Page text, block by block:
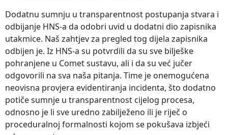
Dodatnu sumnju u transparentnost postupanja stvara i
odbijanje HNS-a da odobri uvid u dodatni dio zapisnika
utakmice. Naš zahtjev za pregled tog dijela zapisnika
odbijen je. Iz HNS-a su potvrdili da su sve bilješke
pohranjene u Comet sustavu, ali i da su već jučer
odgovorili na sva naša pitanja. Time je onemogućena
neovisna provjera evidentiranja incidenta, što dodatno
potiče sumnje u transparentnost cijelog procesa,
odnosno je li sve uredno zabilježeno ili je riječ o
proceduralnoj formalnosti kojom se pokušava izbjeći